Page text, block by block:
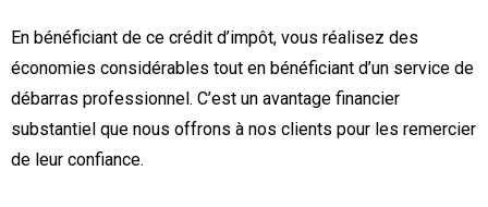
En bénéficiant de ce crédit d’impôt, vous réalisez des
économies considérables tout en bénéficiant d’un service de
débarras professionnel. C’est un avantage financier
substantiel que nous offrons à nos clients pour les remercier
de leur confiance.